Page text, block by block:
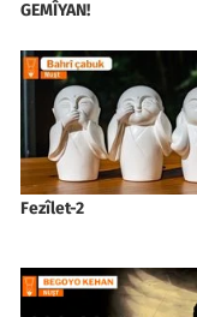
GEMÎYAN!
Fezîlet-2